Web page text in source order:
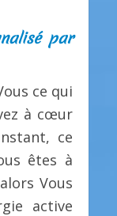
par
ce qui
à cœur
ce
êtes à
Vous
active